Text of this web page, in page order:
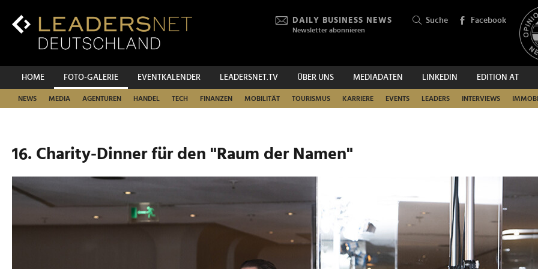
Inhalt
Hauptnavigation
DAILY BUSINESS NEWS
Newsletter abonnieren
Suche Facebook
HOME FOTO-GALERIE EVENTKALENDER LEADERSNET.TV ÜBER UNS MEDIADATEN LINKEDIN EDITION AT
NEWS MEDIA AGENTUREN HANDEL TECH FINANZEN MOBILITÄT TOURISMUS KARRIERE EVENTS LEADERS INTERVIEWS
SUCHEN
16. Charity-Dinner für den "Raum der Namen"